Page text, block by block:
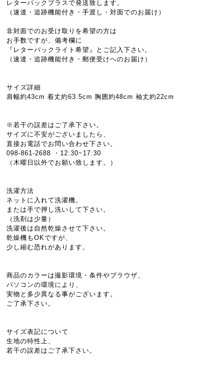
レターパックプラスで発送致します。
（速達・追跡機能付き・手渡し・対面でのお届け）
非対面でのお受け取りを希望の方は
お手数ですが、備考欄に
『レターパックライト希望』とご記入下さい。
（速達・追跡機能付き・郵便受けへのお届け）
サイズ詳細
肩幅約43cm 着丈約63.5cm 胸囲約48cm 袖丈約22cm
※若干の誤差はご了承下さい。
サイズに不安がございましたら、
直接お電話でお問い合わせ下さい。
098-861-2688 ・12:30~17:30
（木曜日以外でお願い致します。）
洗濯方法
ネットに入れて洗濯機。
または手で押し洗いして下さい。
（洗剤は少量）
洗濯後は自然乾燥させて下さい。
乾燥機もOKですが、
少し縮む恐れがあります。
商品のカラーは撮影環境・条件やブラウザ、
パソコンの環境により、
実物と多少異なる事がございます。
ご了承下さい。
サイズ表記について
生地の特性上、
若干の誤差はご了承下さい。